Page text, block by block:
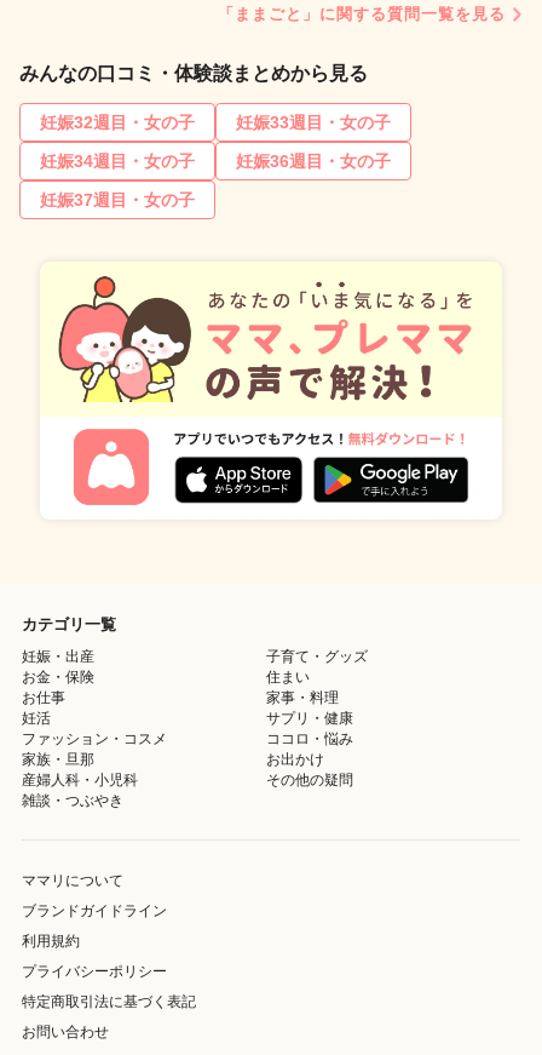
「ままごと」に関する質問一覧を見る
みんなの口コミ・体験談まとめから見る
妊娠32週目・女の子
妊娠33週目・女の子
妊娠34週目・女の子
妊娠36週目・女の子
妊娠37週目・女の子
カテゴリ一覧
妊娠・出産
子育て・グッズ
お金・保険
住まい
お仕事
家事・料理
妊活
サプリ・健康
ファッション・コスメ
ココロ・悩み
家族・旦那
お出かけ
産婦人科・小児科
その他の疑問
雑談・つぶやき
ママリについて
ブランドガイドライン
利用規約
プライバシーポリシー
特定商取引法に基づく表記
お問い合わせ